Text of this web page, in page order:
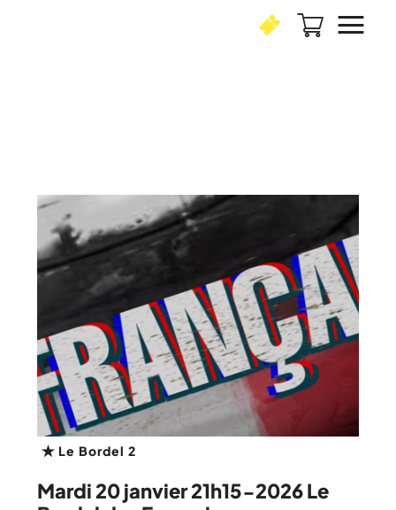
Le Bordel 2
Mardi 20 janvier 21h15-2026 Le